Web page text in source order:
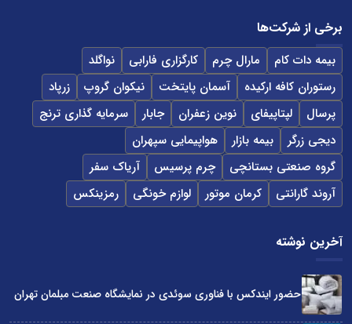
برخی از شرکت‌ها
بیمه دات کام مارال چرم کارگزاری فارابی
نواگلد
رستوران کافه ارکیده
آسمان پایتخت نیکوان گروپ
زرپاد
پرسال
لپتاپیفای نوین زعفران جابار
سرمایه گذاری ترنج
دیجی زرگر
بیمه بازار
هواپیمایی سپهران
گروه صنعتی بستانچی
چرم پرسیس
آریاک سفر
آروند گارانتی
کرمان موتور لوازم خونگی رمزینکس
آخرین نوشته
حضور ایندکس با فناوری سوئدی در نمایشگاه صنعت مبلمان تهران